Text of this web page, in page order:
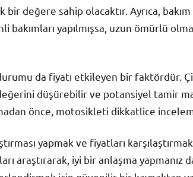
değere sahip olacaktır. Ayrıca,
bakımları yapılmışsa, uzun ömürlü
da fiyatı etkileyen bir faktördür.
düşürebilir ve potansiyel tamir
önce, motosikleti dikkatlice
yapmak ve fiyatları
araştırarak, iyi bir anlaşma